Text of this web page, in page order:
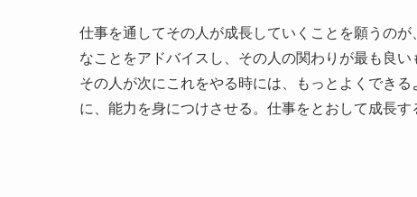
仕事を通してその人が成長していくことを願うの
なことをアドバイスし、その人の関わりが最も良
その人が次にこれをやる時には、もっとよくでき
に、能力を身につけさせる。仕事をとおして成長す